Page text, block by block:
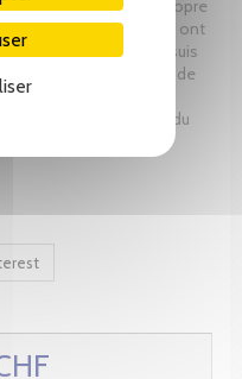
et qui sait ? son propre
Plus de deux siècles ont
mensonges, mais je suis
je regarde juste en face de
me concentre sur une
bleues à la lumière du